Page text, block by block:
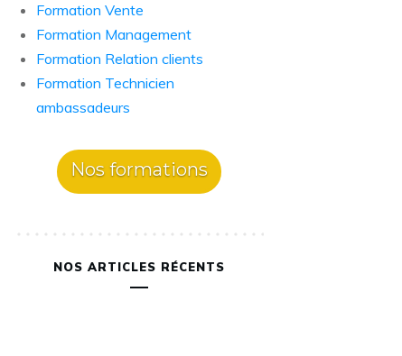
Formation Vente
Formation Management
Formation Relation clients
Formation Technicien
ambassadeurs
Nos formations
NOS ARTICLES RÉCENTS